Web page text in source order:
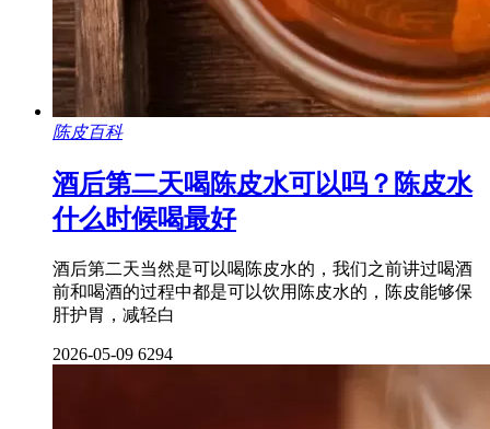
陈皮百科
酒后第二天喝陈皮水可以吗？陈皮水
什么时候喝最好
酒后第二天当然是可以喝陈皮水的，我们之前讲过喝酒
前和喝酒的过程中都是可以饮用陈皮水的，陈皮能够保
肝护胃，减轻白
2026-05-09 6294